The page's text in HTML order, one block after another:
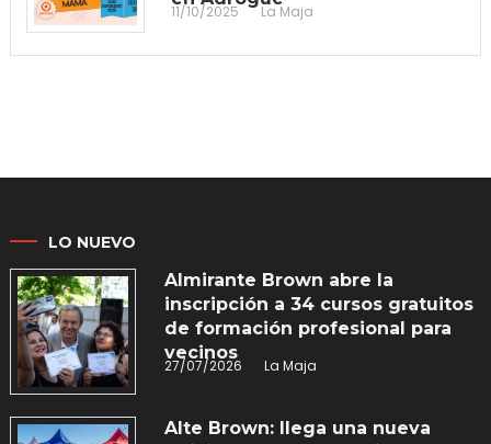
11/10/2025 La Maja
LO NUEVO
Almirante Brown abre la
inscripción a 34 cursos gratuitos
de formación profesional para
vecinos
27/07/2026 La Maja
Alte Brown: llega una nueva